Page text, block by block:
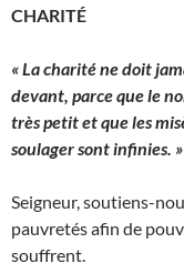
CHARITÉ
« La charité ne doit
devant, parce que le
très petit et que les
soulager sont infinies. »
Seigneur, soutiens-
pauvretés afin de
souffrent.